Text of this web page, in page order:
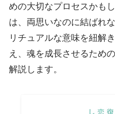
めの大切なプロセスかも
は、両思いなのに結ばれ
リチュアルな意味を紐解
え、魂を成長させるため
解説します。